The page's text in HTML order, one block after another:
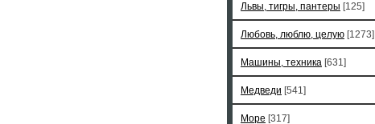
Львы, тигры, пантеры [125]
Любовь, люблю, целую [1273]
Машины, техника [631]
Медведи [541]
Море [317]